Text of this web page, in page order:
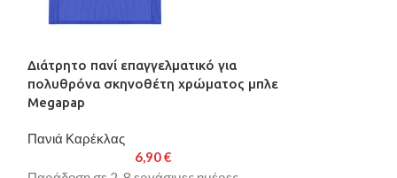
Διάτρητο πανί επαγγελματικό για
πολυθρόνα σκηνοθέτη χρώματος μπλε
Megapap
Πανιά Καρέκλας
6,90€